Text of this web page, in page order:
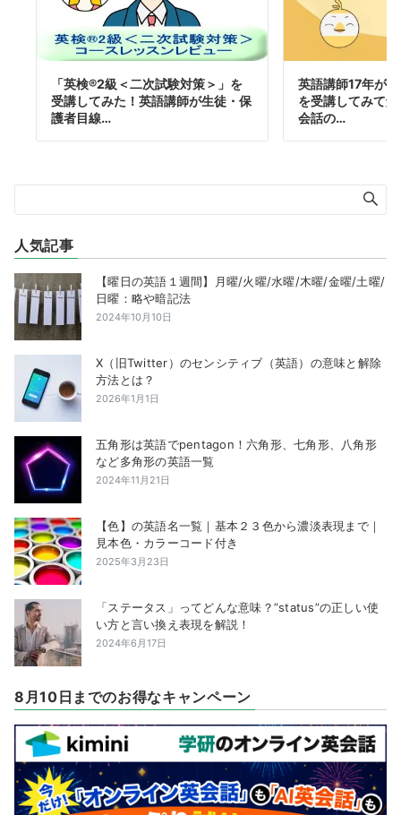
「英検®2級＜二次試験対策＞」を
受講してみた！英語講師が生徒・保
護者目線…
英語講師17年が
を受講してみて
会話の…
人気記事
【曜日の英語１週間】月曜/火曜/水曜/木曜/金曜/土曜/
日曜：略や暗記法
2024年10月10日
X（旧Twitter）のセンシティブ（英語）の意味と解除
方法とは？
2026年1月1日
五角形は英語でpentagon！六角形、七角形、八角形
など多角形の英語一覧
2024年11月21日
【色】の英語名一覧｜基本２３色から濃淡表現まで｜
見本色・カラーコード付き
2025年3月23日
「ステータス」ってどんな意味？”status”の正しい使
い方と言い換え表現を解説！
2024年6月17日
8月10日までのお得なキャンペーン